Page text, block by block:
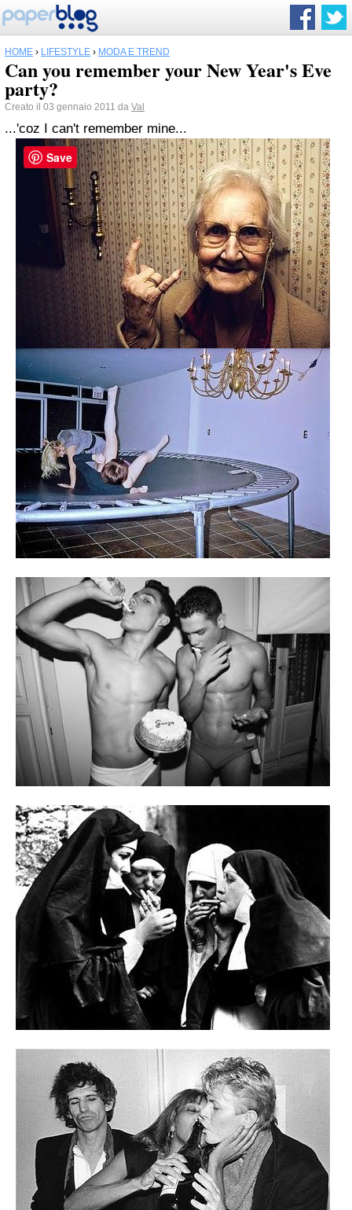
HOME › LIFESTYLE › MODA E TREND
Can you remember your New Year's Eve
party?
Creato il 03 gennaio 2011 da Val
...'coz I can't remember mine...
Save